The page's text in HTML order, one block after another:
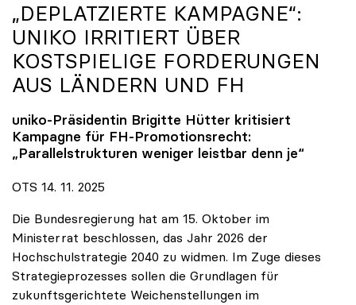
„DEPLATZIERTE KAMPAGNE“:
UNIKO IRRITIERT ÜBER
KOSTSPIELIGE FORDERUNGEN
AUS LÄNDERN UND FH
uniko-Präsidentin Brigitte Hütter kritisiert
Kampagne für FH-Promotionsrecht:
„Parallelstrukturen weniger leistbar denn je“
OTS 14. 11. 2025
Die Bundesregierung hat am 15. Oktober im
Ministerrat beschlossen, das Jahr 2026 der
Hochschulstrategie 2040 zu widmen. Im Zuge dieses
Strategieprozesses sollen die Grundlagen für
zukunftsgerichtete Weichenstellungen im